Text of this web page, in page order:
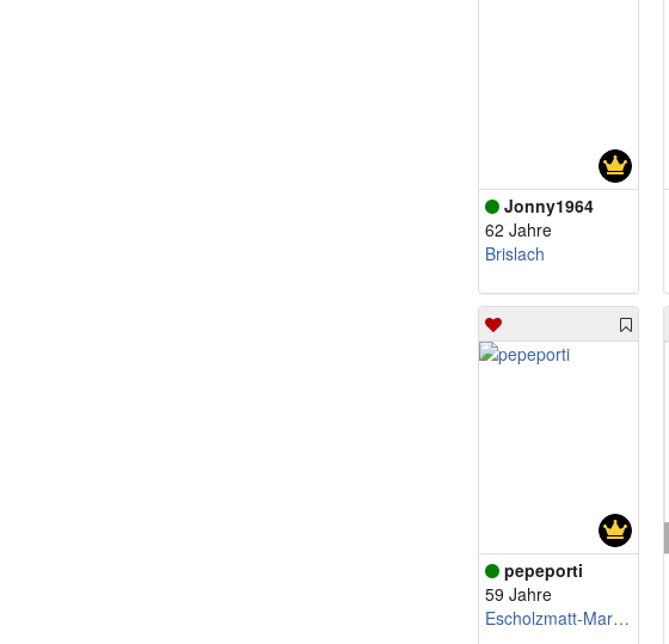
Jonny1964
62 Jahre
Brislach
pepeporti
59 Jahre
Escholzmatt-Marbach